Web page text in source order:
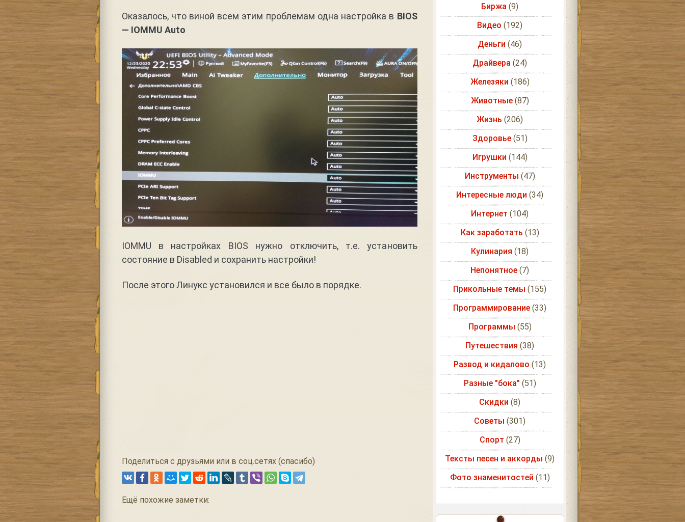
Оказалось, что виной всем этим проблемам одна настройка в BIOS
— IOMMU Auto
IOMMU в настройках BIOS нужно отключить, т.е. установить
состояние в Disabled и сохранить настройки!
После этого Линукс установился и все было в порядке.
Поделиться с друзьями или в соц.сетях (спасибо)
Ещё похожие заметки:
Биржа (9)
Видео (192)
Деньги (46)
Драйвера (24)
Железяки (186)
Животные(87)
Жизнь (206)
Здоровье(51)
Игрушки (144)
Инструменты (47)
Интересные люди (34)
Интернет (104)
Как заработать (13)
Кулинария (18)
Непонятное (7)
Прикольные темы (155)
Программирование (33)
Программы (55)
Путешествия (38)
Развод и кидалово (13)
Разные "бока" (51)
Скидки (8)
Советы (301)
Спорт (27)
Тексты песен и аккорды (9)
Фото знаменитостей (11)